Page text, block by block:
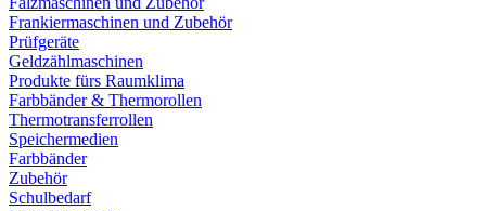
Frankiermaschinen und Zubehör
Prüfgeräte
Geldzählmaschinen
Produkte fürs Raumklima
Farbbänder & Thermorollen
Thermotransferrollen
Speichermedien
Farbbänder
Zubehör
Schulbedarf